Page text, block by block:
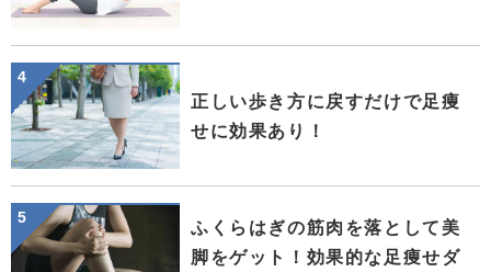
正しい歩き方に戻すだけで足痩
せに効果あり！
ふくらはぎの筋肉を落として美
脚をゲット！効果的な足痩せダ